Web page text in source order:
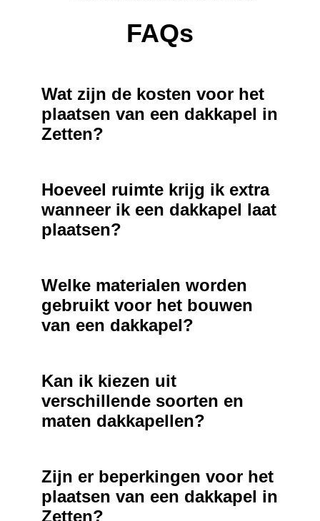
FAQs
Wat zijn de kosten voor het
plaatsen van een dakkapel in
Zetten?
Hoeveel ruimte krijg ik extra
wanneer ik een dakkapel laat
plaatsen?
Welke materialen worden
gebruikt voor het bouwen
van een dakkapel?
Kan ik kiezen uit
verschillende soorten en
maten dakkapellen?
Zijn er beperkingen voor het
plaatsen van een dakkapel in
Zetten?